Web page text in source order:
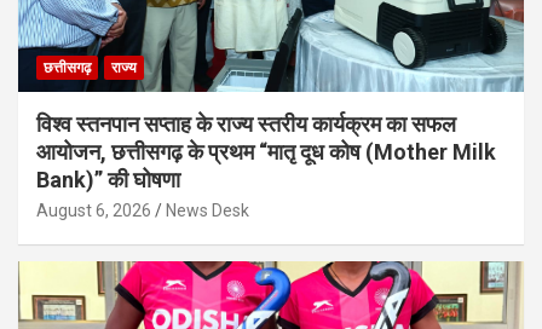
छत्तीसगढ़ राज्य
विश्व स्तनपान सप्ताह के राज्य स्तरीय कार्यक्रम का सफल
आयोजन, छत्तीसगढ़ के प्रथम “मातृ दूध कोष (Mother Milk
Bank)” की घोषणा
August 6, 2026 News Desk